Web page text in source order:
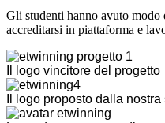
Gli studenti hanno avuto modo
accreditarsi in piattaforma e
Il logo vincitore del progetto
Il logo proposto dalla nostra